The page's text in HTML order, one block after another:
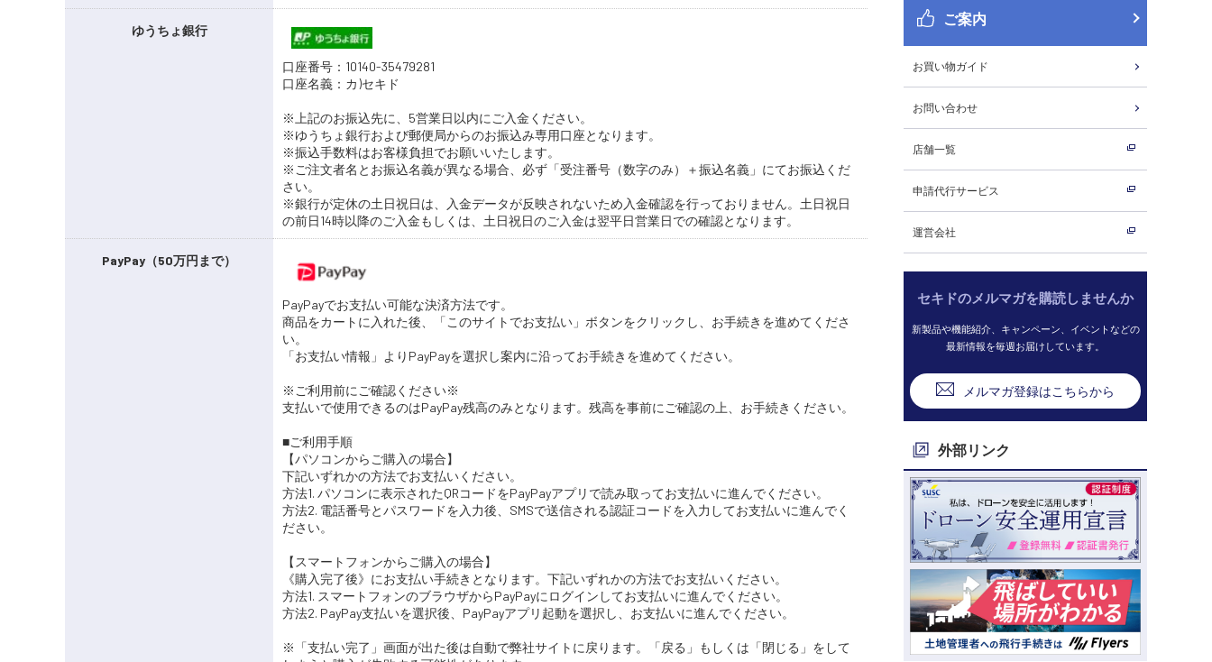
ご案内
お買い物ガイド
お問い合わせ
店舗一覧
申請代行サービス
運営会社
セキドのメルマガを購読しませんか
新製品や機能紹介、キャンペーン、イベントなどの
最新情報を毎週お届けしています。
メルマガ登録はこちらから
外部リンク
ゆうちょ銀行
口座番号：10140-35479281
口座名義：カ)セキド
※上記のお振込先に、5営業日以内にご入金ください。
※ゆうちょ銀行および郵便局からのお振込み専用口座となります。
※振込手数料はお客様負担でお願いいたします。
※ご注文者名とお振込名義が異なる場合、必ず「受注番号（数字のみ）＋振込名義」にてお振込くだ
さい。
※銀行が定休の土日祝日は、入金データが反映されないため入金確認を行っておりません。土日祝日
の前日14時以降のご入金もしくは、土日祝日のご入金は翌平日営業日での確認となります。
PayPay（50万円まで）
PayPayでお支払い可能な決済方法です。
商品をカートに入れた後、「このサイトでお支払い」ボタンをクリックし、お手続きを進めてくださ
い。
「お支払い情報」よりPayPayを選択し案内に沿ってお手続きを進めてください。
※ご利用前にご確認ください※
支払いで使用できるのはPayPay残高のみとなります。残高を事前にご確認の上、お手続きください。
■ご利用手順
【パソコンからご購入の場合】
下記いずれかの方法でお支払いください。
方法1. パソコンに表示されたQRコードをPayPayアプリで読み取ってお支払いに進んでください。
方法2. 電話番号とパスワードを入力後、SMSで送信される認証コードを入力してお支払いに進んでく
ださい。
【スマートフォンからご購入の場合】
《購入完了後》にお支払い手続きとなります。下記いずれかの方法でお支払いください。
方法1. スマートフォンのブラウザからPayPayにログインしてお支払いに進んでください。
方法2. PayPay支払いを選択後、PayPayアプリ起動を選択し、お支払いに進んでください。
※「支払い完了」画面が出た後は自動で弊社サイトに戻ります。「戻る」もしくは「閉じる」をして